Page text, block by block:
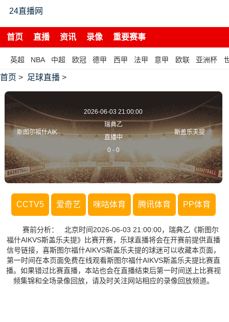
24直播网
首页 直播 资讯 录像 重要赛事
英超 NBA 中超 欧冠 德甲 西甲 法甲 意甲 欧联 亚洲杯
首页 > 足球直播 >
斯图尔福什AIK
2026-06-03 21:00:00
瑞典乙
直播中
0 - 0
斯盖乐夫提
CCTV5 爱奇艺 咪咕体育 腾讯体育 PP体育
赛前分析： 北京时间2026-06-03 21:00:00，瑞典乙《斯图尔
福什AIKVS斯盖乐夫提》比赛开赛，乐球直播将会在开赛前提供直播
信号链接，喜斯图尔福什AIKVS斯盖乐夫提的球迷可以收藏本页面，
第一时间在本页面免费在线观看斯图尔福什AIKVS斯盖乐夫提比赛直
播。如果错过比赛直播，本站也会在直播结束后第一时间送上比赛视
频集锦和全场录像回放，请及时关注网站相应的录像回放频道。